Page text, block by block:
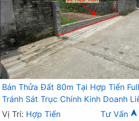
Bán Thửa Đất 80m Tại Hợp Tiến
Tránh Sát Trục Chính Kinh Doanh
Vị Trí: Hợp Tiến Tư Vấn